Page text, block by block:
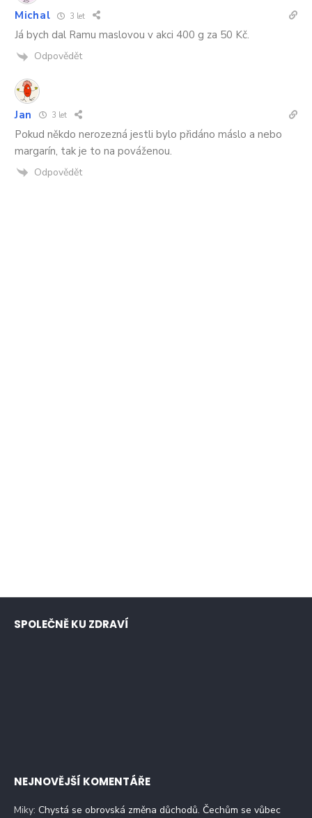
Michal 3 let
Já bych dal Ramu maslovou v akci 400 g za 50 Kč.
Odpovědět
Jan 3 let
Pokud někdo nerozezná jestli bylo přidáno máslo a nebo
margarín, tak je to na pováženou.
Odpovědět
SPOLEČNĚ KU ZDRAVÍ
NEJNOVĚJŠÍ KOMENTÁŘE
Miky: Chystá se obrovská změna důchodů. Čechům se vůbec